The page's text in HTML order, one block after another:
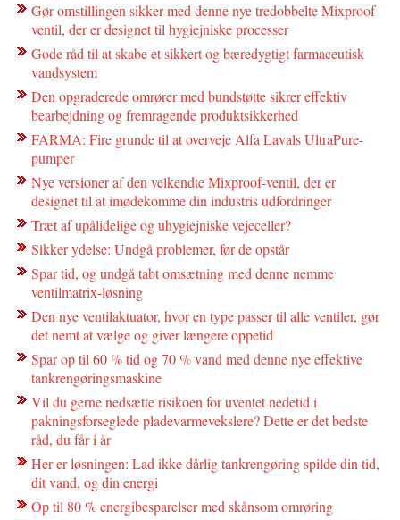
Gør omstillingen sikker med denne nye tredobbelte Mixproof
ventil, der er designet til hygiejniske processer
Gode råd til at skabe et sikkert og bæredygtigt farmaceutisk
vandsystem
Den opgraderede omrører med bundstøtte sikrer effektiv
bearbejdning og fremragende produktsikkerhed
FARMA: Fire grunde til at overveje Alfa Lavals UltraPure-
pumper
Nye versioner af den velkendte Mixproof-ventil, der er
designet til at imødekomme din industris udfordringer
Træt af upålidelige og uhygiejniske vejeceller?
Sikker ydelse: Undgå problemer, før de opstår
Spar tid, og undgå tabt omsætning med denne nemme
ventilmatrix-løsning
Den nye ventilaktuator, hvor en type passer til alle ventiler, gør
det nemt at vælge og giver længere oppetid
Spar op til 60 % tid og 70 % vand med denne nye effektive
tankrengøringsmaskine
Vil du gerne nedsætte risikoen for uventet nedetid i
pakningsforseglede pladevarmevekslere? Dette er det bedste
råd, du får i år
Her er løsningen: Lad ikke dårlig tankrengøring spilde din tid,
dit vand, og din energi
Op til 80 % energibesparelser med skånsom omrøring